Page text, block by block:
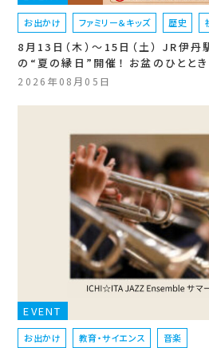
お出かけ ファミリー＆キッズ 歴史
8月13日（木）〜15日（土） JR伊
の“夏の縁日”開催！ お盆のひととき
2026年08月05日
EVENT
お出かけ 教育・サイエンス 音楽